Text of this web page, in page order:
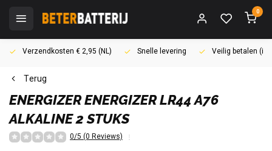
0
Verzendkosten € 2,95 (NL) Snelle levering Veilig betalen
Terug
ENERGIZERENERGIZER LR44 A76
ALKALINE 2 STUKS
0/5 (0 Reviews)